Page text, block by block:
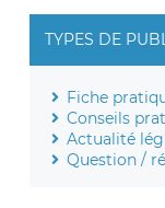
TYPES DE
Fiche
Conseils
Actualité
Question /